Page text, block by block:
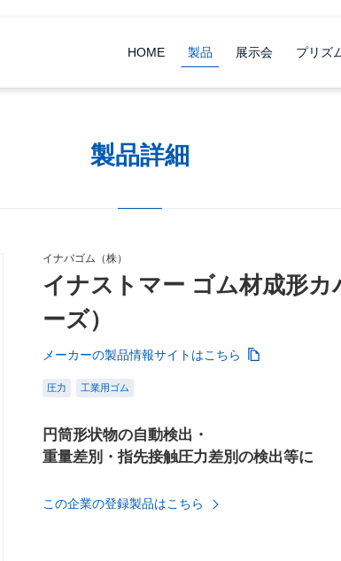
HOME 製品 展示会 プリズ
製品詳細
イナバゴム（株）
イナストマー ゴム材成形カ
ーズ）
メーカーの製品情報サイトはこちら
圧力 工業用ゴム
円筒形状物の自動検出・
重量差別・指先接触圧力差別の検出等に
この企業の登録製品はこちら